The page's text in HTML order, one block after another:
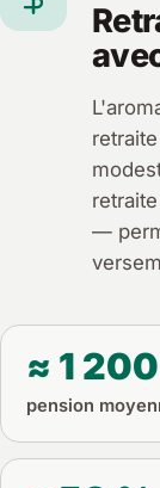
—
≈ 1
pension